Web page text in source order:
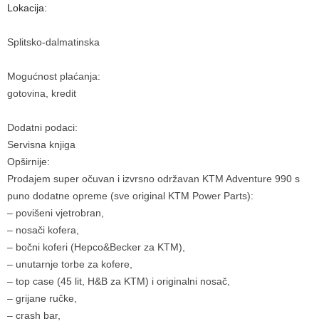
Lokacija:
Splitsko-dalmatinska
Mogućnost plaćanja:
gotovina, kredit
Dodatni podaci:
Servisna knjiga
Opširnije:
Prodajem super očuvan i izvrsno održavan KTM Adventure 990 s
puno dodatne opreme (sve original KTM Power Parts):
– povišeni vjetrobran,
– nosači kofera,
– bočni koferi (Hepco&Becker za KTM),
– unutarnje torbe za kofere,
– top case (45 lit, H&B za KTM) i originalni nosač,
– grijane ručke,
– crash bar,